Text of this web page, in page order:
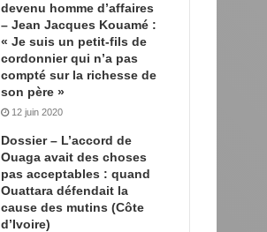
devenu homme d’affaires
– Jean Jacques Kouamé :
« Je suis un petit-fils de
cordonnier qui n’a pas
compté sur la richesse de
son père »
12 juin 2020
Dossier – L’accord de
Ouaga avait des choses
pas acceptables : quand
Ouattara défendait la
cause des mutins (Côte
d’Ivoire)